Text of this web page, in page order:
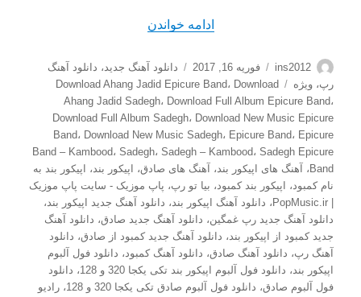
ادامه خواندن
نویسنده
ins2012
ارسال
شده
در
فوریه 16, 2017 دسته‌ها
دانلود آهنگ جدید، دانلود آهنگ
رپ،ویژه برچسب‌ها Download Ahang Jadid Epicure Band، Download
Ahang Jadid Sadegh، Download Full Album Epicure Band،
Download Full Album Sadegh، Download New Music Epicure
Band، Download New Music Sadegh، Epicure Band، Epicure
Band – Kambood، Sadegh، Sadegh – Kambood، Sadegh Epicure
Band ، آهنگ های اپیکور بند، آهنگ های صادق، اپیکور بند،
اپیکور بند به
نام کمبود، اپیکور بند کمبود، بیا تو رپ، پاپ موزیک - سایت پاپ موزیک
| PopMusic.ir
، دانلود آهنگ اپیکور بند، دانلود آهنگ جدید اپیکور بند،
دانلود آهنگ جدید رپ غمگین، دانلود آهنگ جدید صادق، دانلود آهنگ
جدید کمبود از اپیکور بند، دانلود آهنگ جدید کمبود از صادق، دانلود
آهنگ رپ، دانلود آهنگ صادق، دانلود آهنگ کمبود، دانلود فول آلبوم
اپیکور بند، دانلود فول آلبوم اپیکور بند تکی یکجا 320 و 128 ، دانلود
فول آلبوم صادق، دانلود فول آلبوم صادق تکی یکجا 320 و 128 ،رادیو